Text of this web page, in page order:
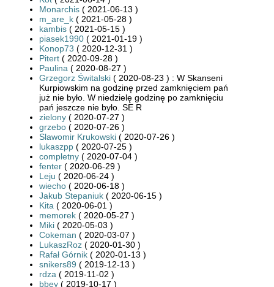
Monarchis ( 2021-06-13 )
m_are_k ( 2021-05-28 )
kambis ( 2021-05-15 )
piasek1990 ( 2021-01-19 )
Konop73 ( 2020-12-31 )
Pitert ( 2020-09-28 )
Paulina ( 2020-08-27 )
Grzegorz Świtalski ( 2020-08-23 ) : W Skanseni
Kurpiowskim na godzinę przed zamknięciem pań
już nie było. W niedzielę godzinę po zamknięciu
pań jeszcze nie było. SE R
zielony ( 2020-07-27 )
grzebo ( 2020-07-26 )
Slawomir Krukowski ( 2020-07-26 )
lukaszpp ( 2020-07-25 )
completny ( 2020-07-04 )
fenter ( 2020-06-29 )
Leju ( 2020-06-24 )
wiecho ( 2020-06-18 )
Jakub Stepaniuk ( 2020-06-15 )
Kita ( 2020-06-01 )
memorek ( 2020-05-27 )
Miki ( 2020-05-03 )
Cokeman ( 2020-03-07 )
LukaszRoz ( 2020-01-30 )
Rafał Górnik ( 2020-01-13 )
snikers89 ( 2019-12-13 )
rdza ( 2019-11-02 )
bbey ( 2019-10-17 )